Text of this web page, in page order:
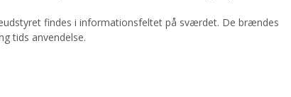
findes i informationsfeltet på sværdet. De brændes
tids anvendelse.